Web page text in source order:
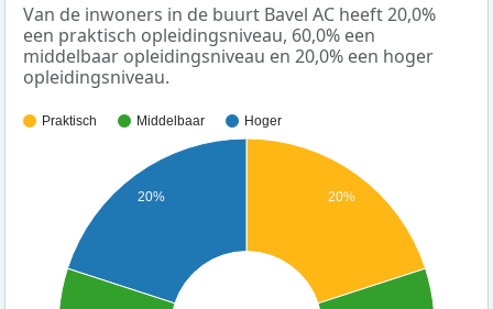
Van de inwoners in de buurt Bavel AC heeft 20,0%
een praktisch opleidingsniveau, 60,0% een
middelbaar opleidingsniveau en 20,0% een hoger
opleidingsniveau.
Praktisch Middelbaar Hoger
20%
20%